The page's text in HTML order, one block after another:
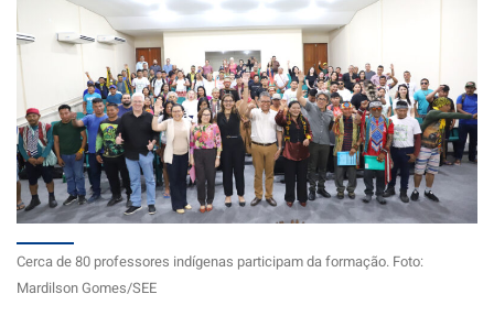
Cerca de 80 professores indígenas participam da formação. Foto:
Mardilson Gomes/SEE